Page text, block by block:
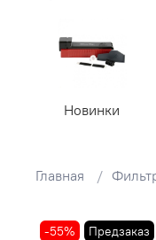
Новинки
Главная
-55% Предзаказ